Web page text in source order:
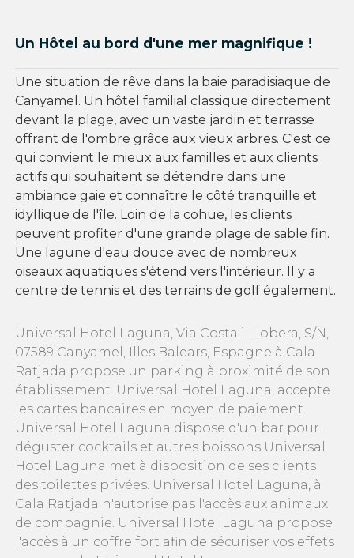
Un Hôtel au bord d'une mer magnifique !
Une situation de rêve dans la baie paradisiaque de
Canyamel. Un hôtel familial classique directement
devant la plage, avec un vaste jardin et terrasse
offrant de l'ombre grâce aux vieux arbres. C'est ce
qui convient le mieux aux familles et aux clients
actifs qui souhaitent se détendre dans une
ambiance gaie et connaître le côté tranquille et
idyllique de l'île. Loin de la cohue, les clients
peuvent profiter d'une grande plage de sable fin.
Une lagune d'eau douce avec de nombreux
oiseaux aquatiques s'étend vers l'intérieur. Il y a
centre de tennis et des terrains de golf également.
Universal Hotel Laguna, Via Costa i Llobera, S/N,
07589 Canyamel, Illes Balears, Espagne à Cala
Ratjada propose un parking à proximité de son
établissement. Universal Hotel Laguna, accepte
les cartes bancaires en moyen de paiement.
Universal Hotel Laguna dispose d'un bar pour
déguster cocktails et autres boissons Universal
Hotel Laguna met à disposition de ses clients
des toilettes privées. Universal Hotel Laguna, à
Cala Ratjada n'autorise pas l'accès aux animaux
de compagnie. Universal Hotel Laguna propose
l'accès à un coffre fort afin de sécuriser vos effets